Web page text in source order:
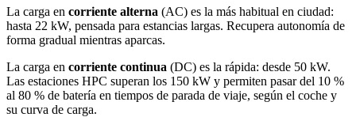
La carga en corriente alterna (AC) es la más habitual en ciudad:
hasta 22 kW, pensada para estancias largas. Recupera autonomía de
forma gradual mientras aparcas.
La carga en corriente continua (DC) es la rápida: desde 50 kW.
Las estaciones HPC superan los 150 kW y permiten pasar del 10 %
al 80 % de batería en tiempos de parada de viaje, según el coche y
su curva de carga.